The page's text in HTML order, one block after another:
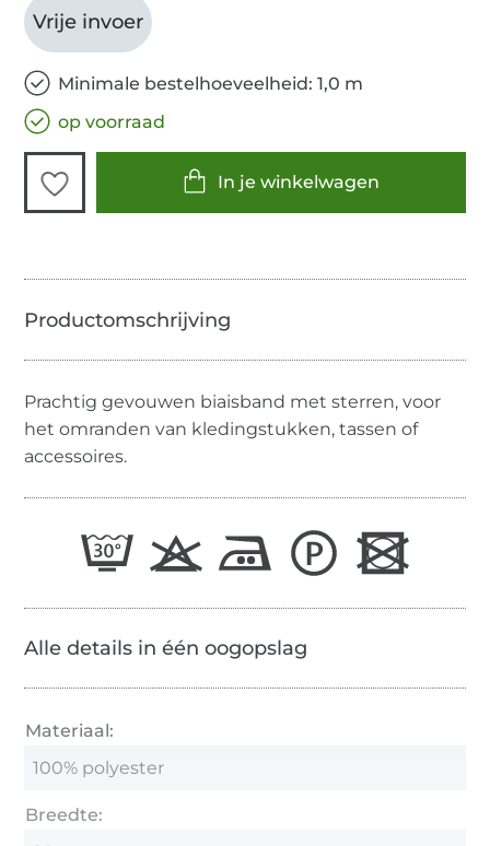
Vrije invoer
Minimale bestelhoeveelheid: 1,0 m
op voorraad
In je winkelwagen
Prachtig gevouwen biaisband met sterren, voor
het omranden van kledingstukken, tassen of
accessoires.
Alle details in één oogopslag
Materiaal:
100% polyester
Breedte: